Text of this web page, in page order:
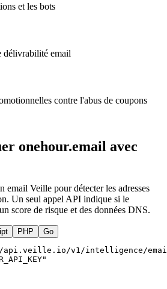
et les bots
délivrabilité email
contre l'abus de coupons
onehour.email avec
Veille pour détecter les adresses
Un seul appel API indique si le
score de risque et des données DNS.
PHP Go
v1/intelligence/